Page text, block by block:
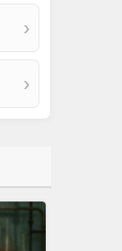
›
›